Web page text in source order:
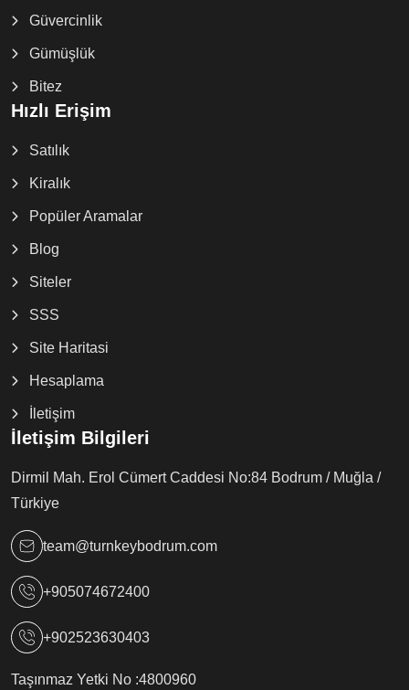
Güvercinlik
Gümüşlük
Bitez
Hızlı Erişim
Satılık
Kiralık
Popüler Aramalar
Blog
Siteler
SSS
Site Haritasi
Hesaplama
İletişim
İletişim Bilgileri
Dirmil Mah. Erol Cümert Caddesi No:84 Bodrum / Muğla /
Türkiye
team@turnkeybodrum.com
+905074672400
+902523630403
Taşınmaz Yetki No :4800960